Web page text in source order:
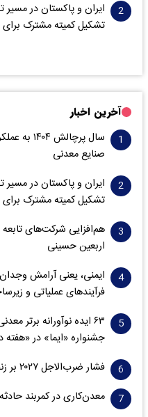
ایران و پاکستان در
تشکیل کمیته مشترک
آخرین اخبار
سال
صنایع معدنی
ایران و پاکستان در
تشکیل کمیته مشترک
هم‌افزایی شرکت‌های تابعه
اربعین حسینی
ایمنی، یعنی آرامش
فرآیندهای عملیاتی و
۶۳ ایده نوآورانه برتر
جشنواره «ایما» در
فشار ضرب‌الاجل ۲۰۲۷ بر زنجیره معدنی آمریکا
معدن‌کاری در کمربند حادثه